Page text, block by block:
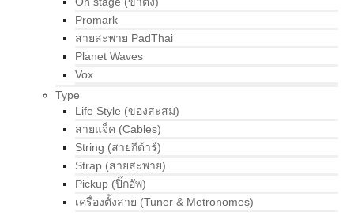
Promark
สายสะพาย PadThai
Planet Waves
Vox
Type
Life Style (ของสะสม)
สายแจ็ค (Cables)
String (สายกีต้าร์)
Strap (สายสะพาย)
Pickup (ปิ๊กอัพ)
เครื่องตั้งสาย (Tuner & Metronomes)